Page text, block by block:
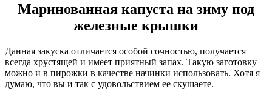
Маринованная капуста на зиму под
железные крышки
Данная закуска отличается особой сочностью, получается
всегда хрустящей и имеет приятный запах. Такую заготовку
можно и в пирожки в качестве начинки использовать. Хотя я
думаю, что вы и так с удовольствием ее скушаете.